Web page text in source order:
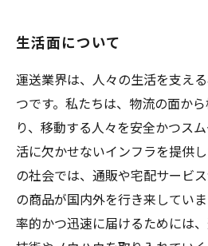
生活面について
運送業界は、人々の生活を支え
つです。私たちは、物流の面か
り、移動する人々を安全かつス
活に欠かせないインフラを提供
の社会では、通販や宅配サービ
の商品が国内外を行き来してい
率的かつ迅速に届けるためには